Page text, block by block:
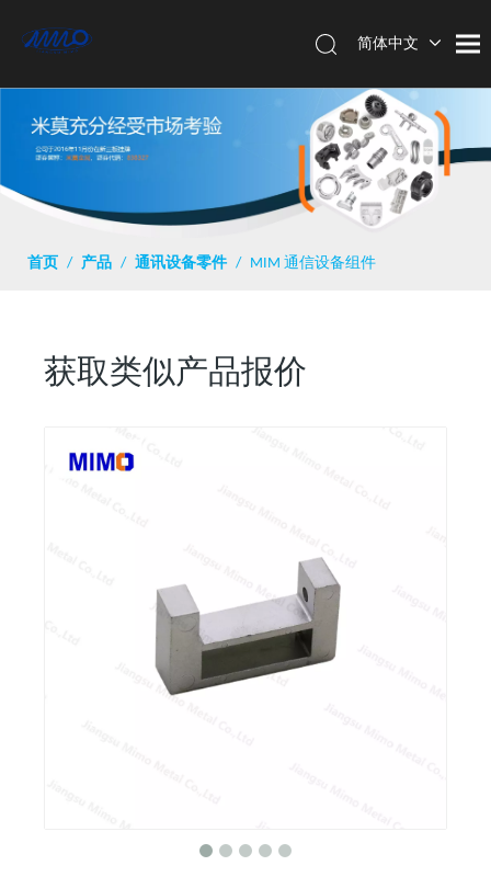
简体中文
首页 / 产品 / 通讯设备零件 / MIM 通信设备组件
获取类似产品报价